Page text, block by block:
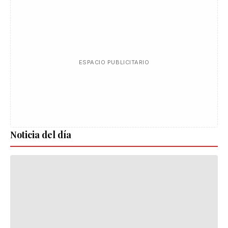
ESPACIO PUBLICITARIO
Noticia del día